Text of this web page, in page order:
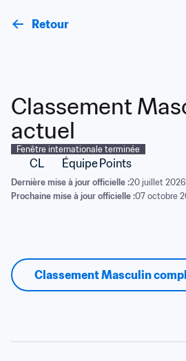
Retour
Classement
actuel
Fenêtre internationale terminée
CL Équipe Points
Dernière mise à jour officielle :20 juillet 2026
Prochaine mise à jour officielle :07 octobre
Classement Masculin